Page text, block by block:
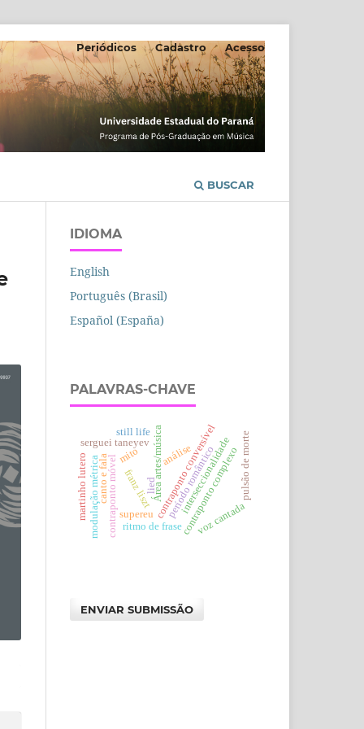
BUSCAR
Periódicos Cadastro Acesso
IDIOMA
English
Português (Brasil)
Español (España)
PALAVRAS-CHAVE
mito Área artes/música
contraponto conversível
contraponto móvel contraponto complexo
serguei taneyev
ritmo de frase
análise
lied
franz liszt perí­odo românticovoz cantada
supereu
pulsão de morte
interseccionalidade
canto e fala
modulação métrica
martinho lutero
still life
ENVIAR SUBMISSÃO